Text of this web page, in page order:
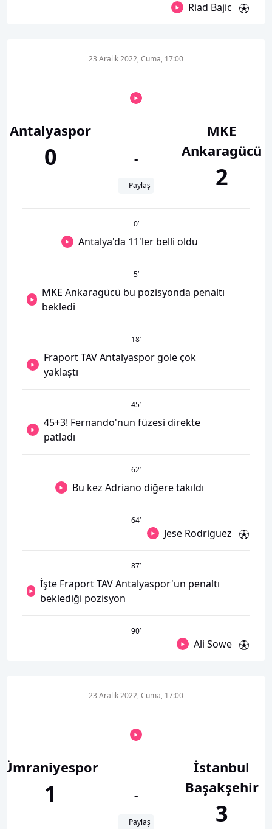
Riad Bajic
Antalyaspor
0
23 Aralık 2022, Cuma, 17:00
-
Paylaş
MKE
Ankaragücü
2
0’
Antalya'da 11'ler belli oldu
5’
MKE Ankaragücü bu pozisyonda penaltı
bekledi
18’
Fraport TAV Antalyaspor gole çok
yaklaştı
45’
45+3! Fernando'nun füzesi direkte
patladı
62’
Bu kez Adriano diğere takıldı
64’
Jese Rodriguez
87’
İşte Fraport TAV Antalyaspor'un penaltı
beklediği pozisyon
90’
Ali Sowe
Ümraniyespor
1
23 Aralık 2022, Cuma, 17:00
-
Paylaş
İstanbul
Başakşehir
3